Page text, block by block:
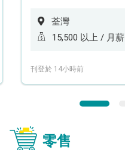
荃灣
15,500 以上 / 月薪
刊登於 14小時前
零售